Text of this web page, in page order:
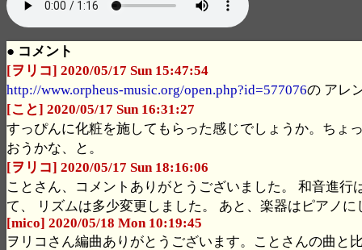
● コメント
[ヲリコ] 2020/05/17 Sun 15:47:54
http://www.orpheus-music.org/open.php?id=577076の アレ
[こと] 2020/05/17 Sun 16:31:27
すっぴんに化粧を施してもらった感じでしょうか。ちょ
おうかな、と。
[ヲリコ] 2020/05/17 Sun 18:16:06
ことさん、コメントありがとうございました。 和音進行
て、 リズムは多少変更しました。 あと、楽器はピアノに
[mico] 2020/05/18 Mon 10:19:45
ヲリコさん編曲ありがとうございます。ことさんの曲と